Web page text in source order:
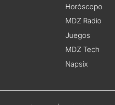
Horóscopo
MDZ Radio
Juegos
MDZ Tech
Napsix